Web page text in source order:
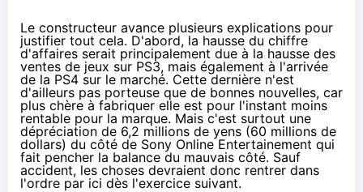
Le constructeur avance plusieurs explications pour
justifier tout cela. D'abord, la hausse du chiffre
d'affaires serait principalement due à la hausse des
ventes de jeux sur PS3, mais également à l'arrivée
de la PS4 sur le marché. Cette dernière n'est
d'ailleurs pas porteuse que de bonnes nouvelles, car
plus chère à fabriquer elle est pour l'instant moins
rentable pour la marque. Mais c'est surtout une
dépréciation de 6,2 millions de yens (60 millions de
dollars) du côté de Sony Online Entertainement qui
fait pencher la balance du mauvais côté. Sauf
accident, les choses devraient donc rentrer dans
l'ordre par ici dès l'exercice suivant.